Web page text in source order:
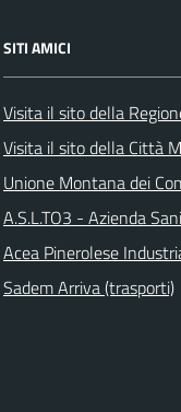
SITI AMICI
Visita il sito della
Visita il sito della Città
Unione Montana dei
A.S.L.TO3 - Azienda
Acea Pinerolese
Sadem Arriva (trasporti)